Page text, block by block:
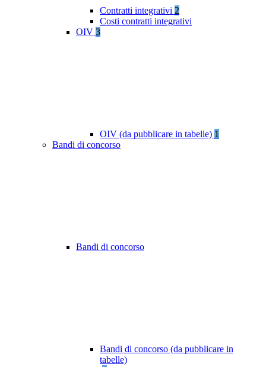
Contratti integrativi 2
Costi contratti integrativi
OIV 3
OIV (da pubblicare in tabelle) 1
Bandi di concorso
Bandi di concorso
Bandi di concorso (da pubblicare in
tabelle)